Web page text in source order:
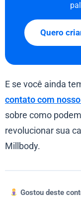
Quero
E se você ainda
contato com
sobre como
revolucionar sua
Millbody.
Gostou deste